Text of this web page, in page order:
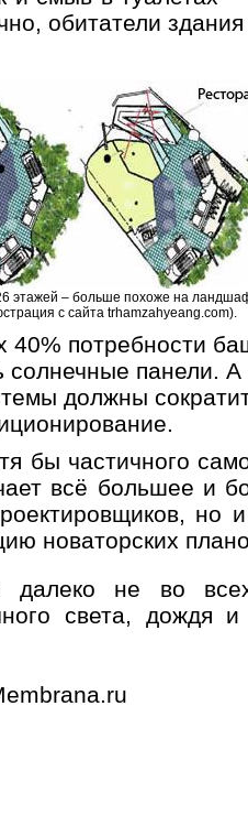
обитатели
этажей – больше похоже на
с сайта trhamzahyeang.com).
потребности
панели. А
должны
бы частичного
всё большее и
но
новаторских
далеко не во
света, дождя